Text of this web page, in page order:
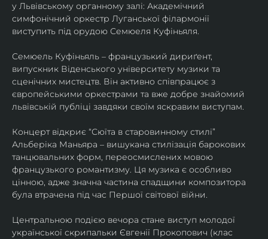
у Львівському органному залі: Академічний
симфонічний оркестр Луганської філармонії
виступить під орудою Семюеля Куфіньяля.
Семюель Куфіньяль – французький дириґент,
випускник Віденського університету музики та
сценічних мистецтв. Він активно співпрацює з
європейськими оркестрами та вже добре знайомий
львівській публіці завдяки своїм яскравим виступам.
Концерт відкриє “Сюїта в старовинному стилі”
Альберіка Маньяра – вишукана стилізація барокових
танцювальних форм, переосмислених мовою
французького романтизму. Ця музика є особливо
цінною, адже значна частина спадщини композитора
була втрачена під час Першої світової війни.
Центральною подією вечора стане виступ молодої
української скрипальки Євгенії Прокопович (клас